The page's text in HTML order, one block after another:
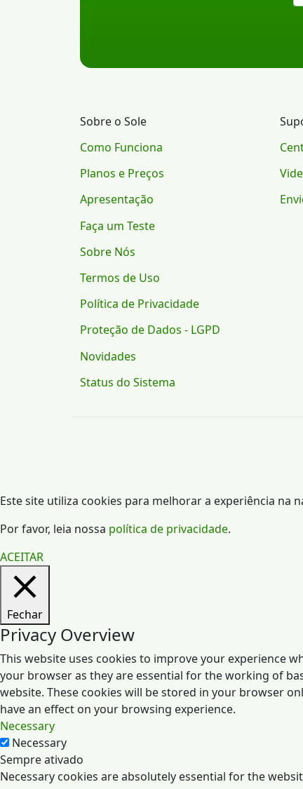
Sobre o Sole
Como Funciona
Planos e Preços
Apresentação
Faça um Teste
Sobre Nós
Termos de Uso
Política de Privacidade
Proteção de Dados - LGPD
Novidades
Status do Sistema
Este site utiliza cookies para melhorar a experiência na
Por favor, leia nossa política de privacidade.
ACEITAR
Fechar
Privacy Overview
This website uses cookies to improve your experience
your browser as they are essential for the working of
website. These cookies will be stored in your browser
have an effect on your browsing experience.
Necessary
Necessary
Sempre ativado
Necessary cookies are absolutely essential for the